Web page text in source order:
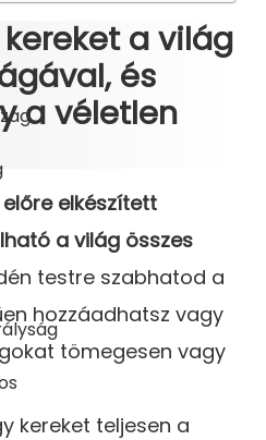
a világ
és
a véletlen
előre elkészített
a világ összes
testre szabhatod a
hozzáadhatsz vagy
tömegesen vagy
kereket teljesen a